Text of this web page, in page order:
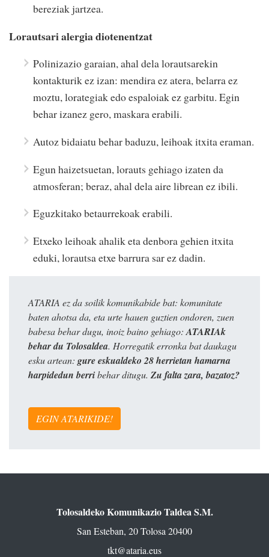
bereziak jartzea.
Lorautsari alergia diotenentzat
Polinizazio garaian, ahal dela lorautsarekin
kontakturik ez izan: mendira ez atera, belarra ez
moztu, lorategiak edo espaloiak ez garbitu. Egin
behar izanez gero, maskara erabili.
Autoz bidaiatu behar baduzu, leihoak itxita eraman.
Egun haizetsuetan, lorauts gehiago izaten da
atmosferan; beraz, ahal dela aire librean ez ibili.
Eguzkitako betaurrekoak erabili.
Etxeko leihoak ahalik eta denbora gehien itxita
eduki, lorautsa etxe barrura sar ez dadin.
ATARIA ez da soilik komunikabide bat: komunitate
baten ahotsa da, eta urte hauen guztien ondoren, zuen
babesa behar dugu, inoiz baino gehiago:ATARIAk
behar du Tolosaldea. Horregatik erronka bat daukagu
esku artean: gure eskualdeko 28 herrietan hamarna
harpidedun berribehar ditugu. Zu falta zara, bazatoz?
EGIN ATARIKIDE!
Tolosaldeko Komunikazio Taldea S.M.
San Esteban, 20 Tolosa 20400
tkt@ataria.eus